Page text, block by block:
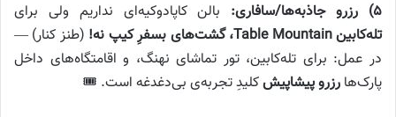
۵) رزرو جاذبه‌ها/سافاری:
بالن کاپادوکیه‌ای نداریم ولی برای
تله‌کابین Table Mountain، گشت‌های بسفرِ کیپ نه!
(طنز کنار) —
در عمل: برای تله‌کابین، تور تماشای نهنگ، و اقامتگاه‌های داخل
پارک‌ها رزرو پیشاپیشکلیدِ تجربه‌ی بی‌دغدغه است. 🎟️